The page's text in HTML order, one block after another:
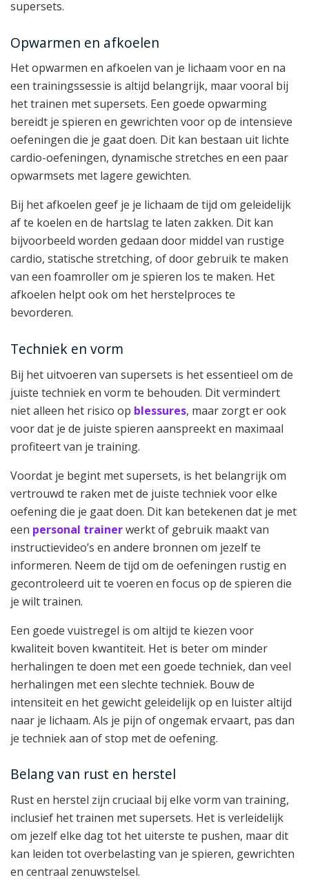
supersets.
Opwarmen en afkoelen
Het opwarmen en afkoelen van je lichaam voor en na
een trainingssessie is altijd belangrijk, maar vooral bij
het trainen met supersets. Een goede opwarming
bereidt je spieren en gewrichten voor op de intensieve
oefeningen die je gaat doen. Dit kan bestaan uit lichte
cardio-oefeningen, dynamische stretches en een paar
opwarmsets met lagere gewichten.
Bij het afkoelen geef je je lichaam de tijd om geleidelijk
af te koelen en de hartslag te laten zakken. Dit kan
bijvoorbeeld worden gedaan door middel van rustige
cardio, statische stretching, of door gebruik te maken
van een foamroller om je spieren los te maken. Het
afkoelen helpt ook om het herstelproces te
bevorderen.
Techniek en vorm
Bij het uitvoeren van supersets is het essentieel om de
juiste techniek en vorm te behouden. Dit vermindert
niet alleen het risico op blessures, maar zorgt er ook
voor dat je de juiste spieren aanspreekt en maximaal
profiteert van je training.
Voordat je begint met supersets, is het belangrijk om
vertrouwd te raken met de juiste techniek voor elke
oefening die je gaat doen. Dit kan betekenen dat je met
een personal trainerwerkt of gebruik maakt van
instructievideo’s en andere bronnen om jezelf te
informeren. Neem de tijd om de oefeningen rustig en
gecontroleerd uit te voeren en focus op de spieren die
je wilt trainen.
Een goede vuistregel is om altijd te kiezen voor
kwaliteit boven kwantiteit. Het is beter om minder
herhalingen te doen met een goede techniek, dan veel
herhalingen met een slechte techniek. Bouw de
intensiteit en het gewicht geleidelijk op en luister altijd
naar je lichaam. Als je pijn of ongemak ervaart, pas dan
je techniek aan of stop met de oefening.
Belang van rust en herstel
Rust en herstel zijn cruciaal bij elke vorm van training,
inclusief het trainen met supersets. Het is verleidelijk
om jezelf elke dag tot het uiterste te pushen, maar dit
kan leiden tot overbelasting van je spieren, gewrichten
en centraal zenuwstelsel.